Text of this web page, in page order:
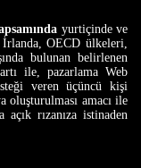
yurtiçinde ve
OECD ülkeleri,
bulunan belirlenen
ile, pazarlama Web
veren üçüncü kişi
oluşturulması amacı ile
rızanıza istinaden